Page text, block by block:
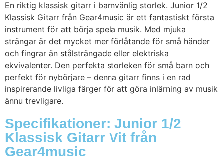
En riktig klassisk gitarr i barnvänlig storlek. Junior 1/2
Klassisk Gitarr från Gear4music är ett fantastiskt första
instrument för att börja spela musik. Med mjuka
strängar är det mycket mer förlåtande för små händer
och fingrar än stålsträngade eller elektriska
ekvivalenter. Den perfekta storleken för små barn och
perfekt för nybörjare – denna gitarr finns i en rad
inspirerande livliga färger för att göra inlärning av musik
ännu trevligare.
Specifikationer: Junior 1/2
Klassisk Gitarr Vit från
Gear4music